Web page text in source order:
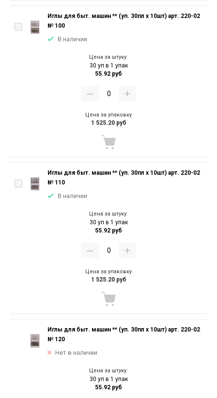
Иглы для быт. машин ** (уп. 30пл х 10шт) арт. 220-02
№ 100
В наличии
Цена за штуку:
30 уп в 1 упак
55.92 руб
Цена за упаковку
1 525.20 руб
Иглы для быт. машин ** (уп. 30пл х 10шт) арт. 220-02
№ 110
В наличии
Цена за штуку:
30 уп в 1 упак
55.92 руб
Цена за упаковку
1 525.20 руб
Иглы для быт. машин ** (уп. 30пл х 10шт) арт. 220-02
№ 120
Нет в наличии
Цена за штуку:
30 уп в 1 упак
55.92 руб